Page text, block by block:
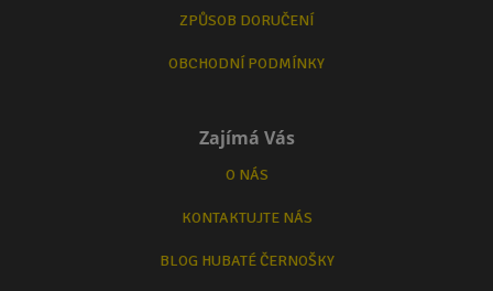
ZPŮSOB DORUČENÍ
OBCHODNÍ PODMÍNKY
Zajímá Vás
O NÁS
KONTAKTUJTE NÁS
BLOG HUBATÉ ČERNOŠKY